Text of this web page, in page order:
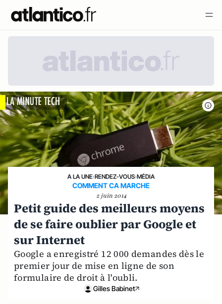
A LA UNE›RENDEZ-VOUS›MÉDIA
COMMENT CA MARCHE
2 juin 2014
Petit guide des meilleurs moyens
de se faire oublier par Google et
sur Internet
Google a enregistré 12 000 demandes dès le
premier jour de mise en ligne de son
formulaire de droit à l'oubli.
Gilles Babinet